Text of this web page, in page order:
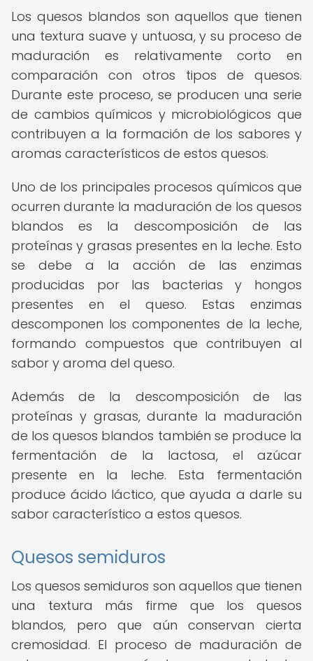
Los quesos blandos son aquellos que tienen
una textura suave y untuosa, y su proceso de
maduración es relativamente corto en
comparación con otros tipos de quesos.
Durante este proceso, se producen una serie
de cambios químicos y microbiológicos que
contribuyen a la formación de los sabores y
aromas característicos de estos quesos.
Uno de los principales procesos químicos que
ocurren durante la maduración de los quesos
blandos es la descomposición de las
proteínas y grasas presentes en la leche. Esto
se debe a la acción de las enzimas
producidas por las bacterias y hongos
presentes en el queso. Estas enzimas
descomponen los componentes de la leche,
formando compuestos que contribuyen al
sabor y aroma del queso.
Además de la descomposición de las
proteínas y grasas, durante la maduración
de los quesos blandos también se produce la
fermentación de la lactosa, el azúcar
presente en la leche. Esta fermentación
produce ácido láctico, que ayuda a darle su
sabor característico a estos quesos.
Quesos semiduros
Los quesos semiduros son aquellos que tienen
una textura más firme que los quesos
blandos, pero que aún conservan cierta
cremosidad. El proceso de maduración de